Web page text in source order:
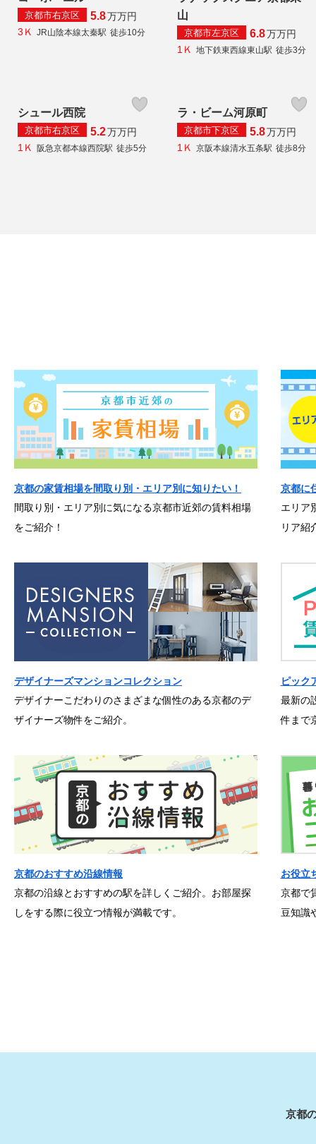
京都市右京区 5.8万万円
3Ｋ JR山陰本線太秦駅 徒歩10分
山
京都市左京区 6.8万万円
1Ｋ 地下鉄東西線東山駅 徒歩3分
シュール西院
京都市右京区 5.2万万円
1Ｋ
阪急京都本線西院駅 徒歩5分
ラ・ビーム河原町
京都市下京区 5.8万万円
1Ｋ
京阪本線清水五条駅 徒歩8分
京都の家賃相場を間取り別・エリア別に知りたい！
間取り別・エリア別に気になる京都市近郊の賃料相場
をご紹介！
京都に
エリア
リア紹
デザイナーズマンションコレクション
デザイナーこだわりのさまざまな個性のある京都のデ
ザイナーズ物件をご紹介。
ピック
最新の
件まで
京都のおすすめ沿線情報
京都の沿線とおすすめの駅を詳しくご紹介。お部屋探
しをする際に役立つ情報が満載です。
お役立
京都で
豆知識
京都